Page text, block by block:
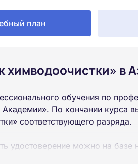
план
химводоочистки» в
обучения по
По кончании курса
соответствующего разряда.
удостоверение можно на базе